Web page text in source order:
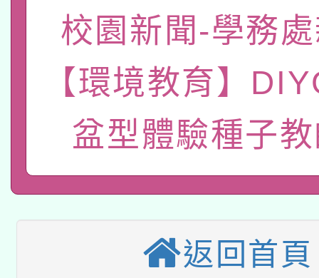
「數位內容與教學軟
pilot」
有關大陸委員會函釋公
薪期間赴陸應申請許可
轉知經濟部水利署委託
業技術研究院辦理「
115年8月22日(星期六
開 智慧啟航」
2026年桃園地景藝術
本校115學年度第2次
招甄選結果公告(無人
適應運動共學行動站研
本館辦理115年度閱讀
校園新聞-學務
【環境教育】
盆型體驗種子
返回首頁